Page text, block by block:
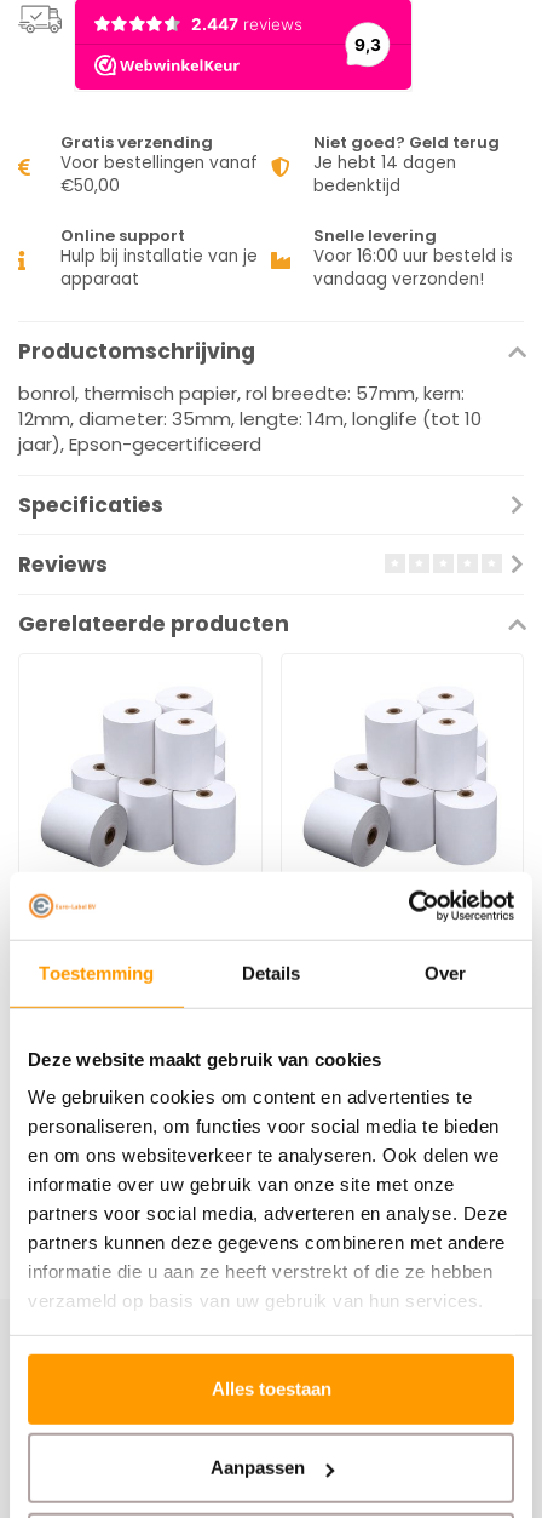
Toestemming Details Over
Deze website maakt gebruik van cookies
We gebruiken cookies om content en advertenties te
personaliseren, om functies voor social media te bieden
en om ons websiteverkeer te analyseren. Ook delen we
informatie over uw gebruik van onze site met onze
partners voor social media, adverteren en analyse. Deze
partners kunnen deze gegevens combineren met andere
informatie die u aan ze heeft verstrekt of die ze hebben
verzameld op basis van uw gebruik van hun services.
Alles toestaan
Aanpassen
Gratis verzending
Voor bestellingen vanaf
€50,00
Niet goed? Geld terug
Je hebt 14 dagen
bedenktijd
Online support
Hulp bij installatie van je
apparaat
Snelle levering
Voor 16:00 uur besteld is
vandaag verzonden!
Productomschrijving
bonrol, thermisch papier, rol breedte: 57mm, kern:
12mm, diameter: 35mm, lengte: 14m, longlife (tot 10
jaar), Epson-gecertificeerd
Specificaties
Reviews
Gerelateerde producten
EURO-LABEL
series
TIP: Kassa bonrollen
kortingscodes